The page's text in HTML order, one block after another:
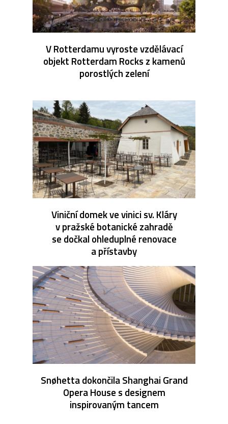
V Rotterdamu vyroste vzdělávací
objekt Rotterdam Rocks z kamenů
porostlých zelení
Viniční domek ve vinici sv. Kláry
v pražské botanické zahradě
se dočkal ohleduplné renovace
a přístavby
Snøhetta dokončila Shanghai Grand
Opera House s designem
inspirovaným tancem